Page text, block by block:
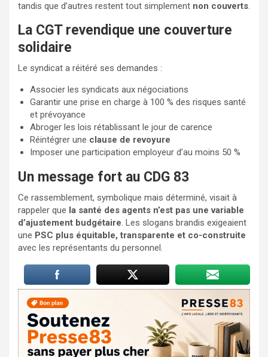
tandis que d’autres restent tout simplement non couverts.
La CGT revendique une couverture
solidaire
Le syndicat a réitéré ses demandes :
Associer les syndicats aux négociations
Garantir une prise en charge à 100 % des risques santé
et prévoyance
Abroger les lois rétablissant le jour de carence
Réintégrer une clause de revoyure
Imposer une participation employeur d’au moins 50 %
Un message fort au CDG 83
Ce rassemblement, symbolique mais déterminé, visait à
rappeler que la santé des agents n’est pas une variable
d’ajustement budgétaire. Les slogans brandis exigeaient
une PSC plus équitable, transparente et co-construite
avec les représentants du personnel.